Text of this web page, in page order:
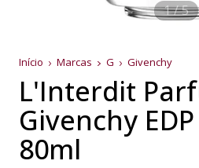
1/5
Início Marcas G Givenchy
L'Interdit
Givenchy
80ml